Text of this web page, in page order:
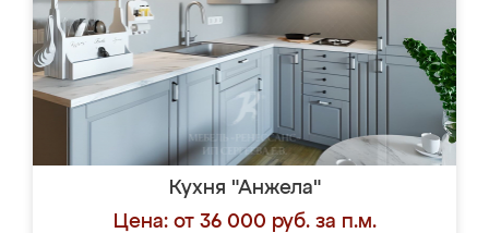
Кухня "Анжела"
Цена: от 36 000 руб. за п.м.